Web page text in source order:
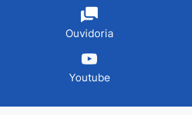
Ouvidoria
Youtube